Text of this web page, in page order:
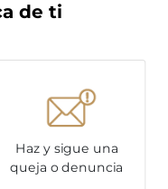
de ti
Haz y sigue una
queja o denuncia